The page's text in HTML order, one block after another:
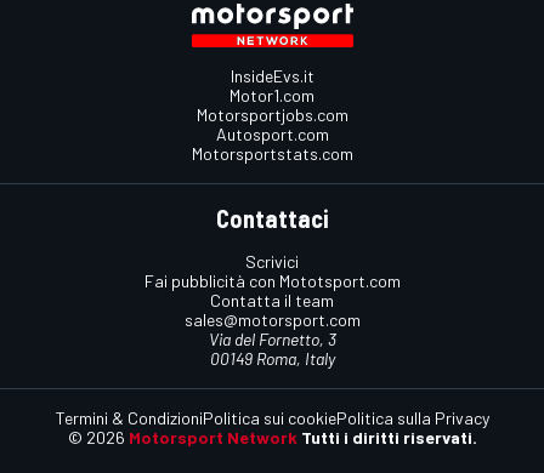
InsideEvs.it
Motor1.com
Motorsportjobs.com
Autosport.com
Motorsportstats.com
Contattaci
Scrivici
Fai pubblicità con Mototsport.com
Contatta il team
sales@motorsport.com
Via del Fornetto, 3
00149 Roma, Italy
© 2026 Motorsport Network Tutti i diritti riservati.
Termini & CondizioniPolitica sui cookiePolitica sulla Privacy